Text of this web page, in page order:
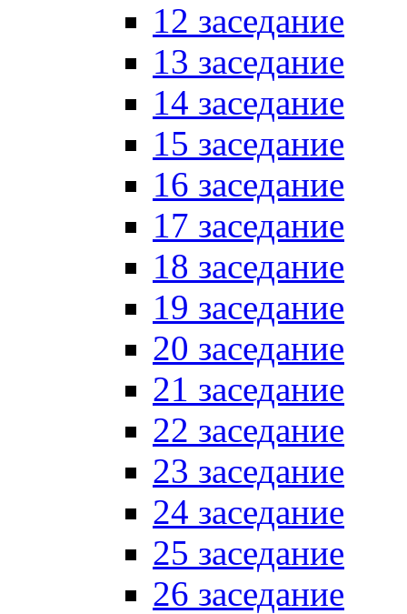
12 заседание
13 заседание
14 заседание
15 заседание
16 заседание
17 заседание
18 заседание
19 заседание
20 заседание
21 заседание
22 заседание
23 заседание
24 заседание
25 заседание
26 заседание